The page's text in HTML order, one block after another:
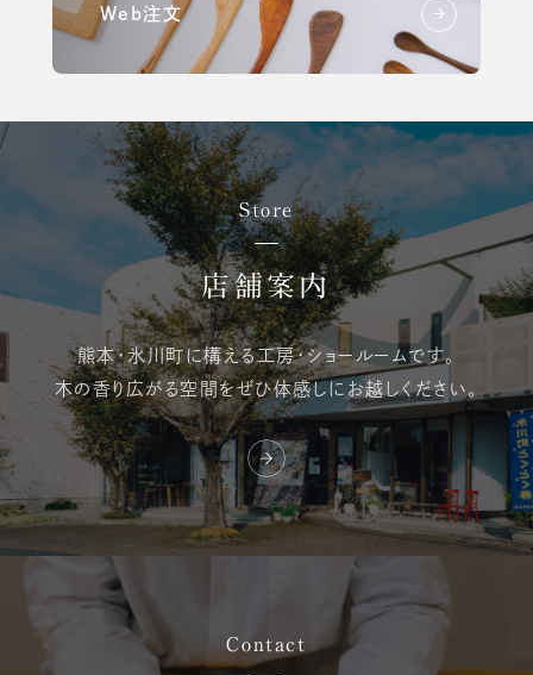
Web注文
Store
店舗案内
熊本・氷川町に構える工房・ショールームです。
木の香り広がる空間をぜひ体感しにお越しください。
Contact